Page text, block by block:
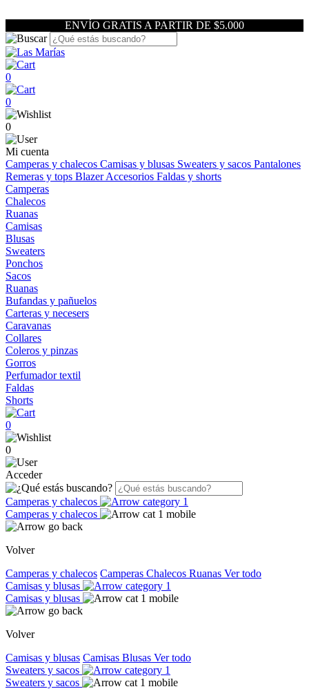
ENVÍO GRATIS A PARTIR DE $5.000
0
0
0
Mi cuenta
Camperas y chalecos Camisas y blusas Sweaters y sacos Pantalones
Remeras y tops BlazerAccesorios Faldas y shorts
Camperas
Chalecos
Ruanas
Camisas
Blusas
Sweaters
Ponchos
Sacos
Ruanas
Bufandas y pañuelos
Carteras y necesers
Caravanas
Collares
Coleros y pinzas
Gorros
Perfumador textil
Faldas
Shorts
0
0
Acceder
Camperas y chalecos
Camperas y chalecos
Volver
Camperas y chalecos Camperas Chalecos Ruanas Ver todo
Camisas y blusas
Camisas y blusas
Volver
Camisas y blusas Camisas Blusas Ver todo
Sweaters y sacos
Sweaters y sacos